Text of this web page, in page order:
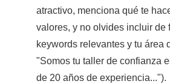
atractivo, menciona qué te
valores, y no olvides incluir de
keywords relevantes y tu área
"Somos tu taller de confianza
de 20 años de experiencia...").